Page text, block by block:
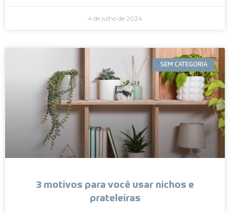
4 de julho de 2024
SEM CATEGORIA
3 motivos para você usar nichos e
prateleiras